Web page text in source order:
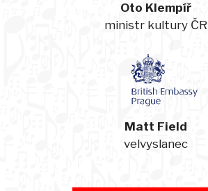
Oto Klempíř
ministr kultury ČR
Matt Field
velvyslanec